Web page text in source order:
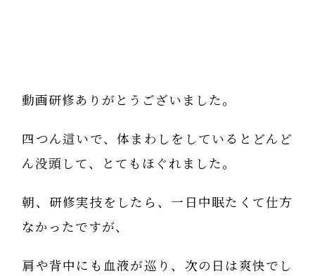
動画研修ありがとうございました。
四つん這いで、体まわしをしているとどんど
ん没頭して、とてもほぐれました。
朝、研修実技をしたら、一日中眠たくて仕方
なかったですが、
肩や背中にも血液が巡り、次の日は爽快でし